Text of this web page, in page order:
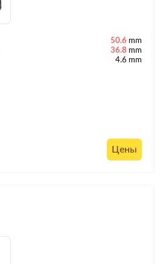
50.6 mm
36.8 mm
4.6 mm
Цены